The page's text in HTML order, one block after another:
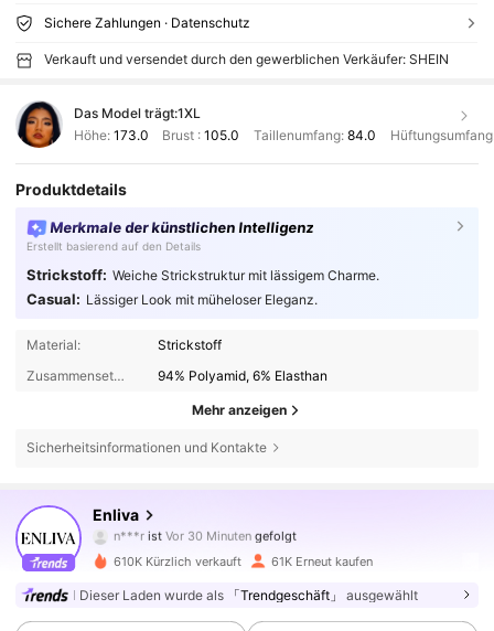
Sichere Zahlungen · Datenschutz
Verkauft und versendet durch den gewerblichen Verkäufer: SHEIN
Das Model trägt:1XL
Höhe: 173.0 Brust :105.0 Taillenumfang: 84.0
Produktdetails
Merkmale der künstlichen Intelligenz
Erstellt basierend auf den Details
Strickstoff: Weiche Strickstruktur mit lässigem Charme.
Casual: Lässiger Look mit müheloser Eleganz.
Material:
Strickstoff
Zusammensetzung:
94% Polyamid, 6% Elasthan
Mehr anzeigen
Sicherheitsinformationen und Kontakte
Enliva
n***r ist
k***mist am Durchsuchen
4,62
106K Follower
610K Kürzlich verkauft 61K Erneut kaufen
Dieser Laden wurde als 「Trendgeschäft」 ausgewählt